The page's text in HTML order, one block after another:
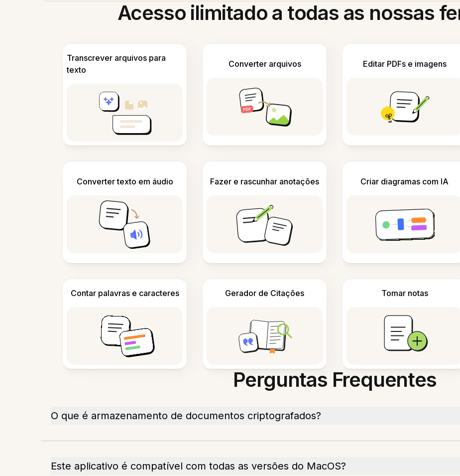
Acesso ilimitado a todas as nossas
Transcrever arquivos para
texto
Converter arquivos Editar PDFs e imagens
Converter texto em áudio Fazer e rascunhar anotações Criar diagramas com IA
Contar palavras e caracteres Gerador de Citações Tomar notas
Perguntas Frequentes
O que é armazenamento de documentos criptografados?
Este aplicativo é compatível com todas as versões do MacOS?